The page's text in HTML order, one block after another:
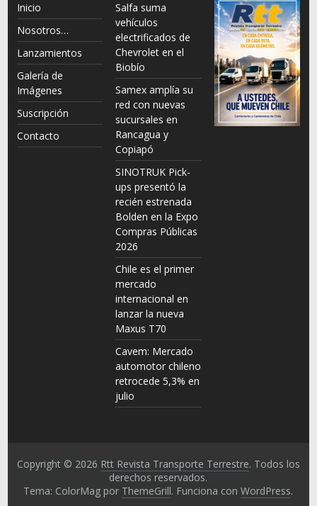
Inicio
Nosotros…
Lanzamientos
Galería de
Imágenes
Suscripción
Contacto
Salfa suma
vehículos
electrificados de
Chevrolet en el
Biobío
Samex amplía su
red con nuevas
sucursales en
Rancagua y
Copiapó
SINOTRUK Pick-
ups presentó la
recién estrenada
Bolden en la Expo
Compras Públicas
2026
Chile es el primer
mercado
internacional en
lanzar la nueva
Maxus T70
Cavem: Mercado
automotor chileno
retrocede 5,3% en
julio
Copyright © 2026 Rtt Revista Transporte Terrestre. Todos los
derechos reservados.
Tema: ColorMag por ThemeGrill. Funciona conWordPress.